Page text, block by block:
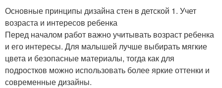
Основные принципы дизайна стен в детской 1. Учет
возраста и интересов ребенка
Перед началом работ важно учитывать возраст ребенка
и его интересы. Для малышей лучше выбирать мягкие
цвета и безопасные материалы, тогда как для
подростков можно использовать более яркие оттенки и
современные дизайны.